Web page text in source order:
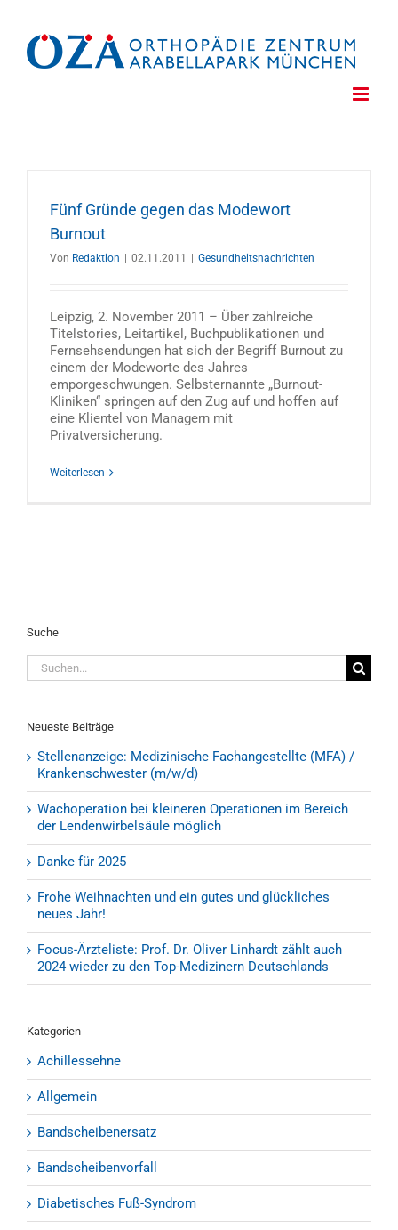
springen
Fünf Gründe gegen das Modewort
Burnout
Von Redaktion 02.11.2011 Gesundheitsnachrichten
Leipzig, 2. November 2011 – Über zahlreiche
Titelstories, Leitartikel, Buchpublikationen und
Fernsehsendungen hat sich der Begriff Burnout zu
einem der Modeworte des Jahres
emporgeschwungen. Selbsternannte „Burnout-
Kliniken“ springen auf den Zug auf und hoffen auf
eine Klientel von Managern mit
Privatversicherung.
Weiterlesen
Suche
Suche
nach:
Neueste Beiträge
Stellenanzeige: Medizinische Fachangestellte (MFA) /
Krankenschwester (m/w/d)
Wachoperation bei kleineren Operationen im Bereich
der Lendenwirbelsäule möglich
Danke für 2025
Frohe Weihnachten und ein gutes und glückliches
neues Jahr!
Focus-Ärzteliste: Prof. Dr. Oliver Linhardt zählt auch
2024 wieder zu den Top-Medizinern Deutschlands
Kategorien
Achillessehne
Allgemein
Bandscheibenersatz
Bandscheibenvorfall
Diabetisches Fuß-Syndrom